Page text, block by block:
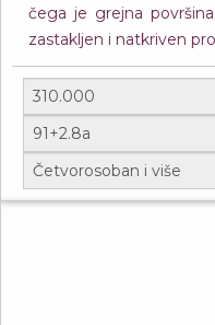
čega je grejna
zastakljen i natkriven